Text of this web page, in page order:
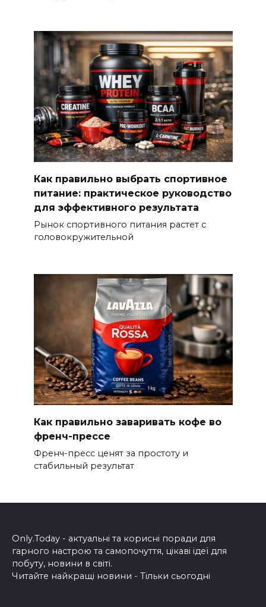
Как правильно выбрать спортивное
питание: практическое руководство
для эффективного результата
Рынок спортивного питания растет с
головокружительной
Как правильно заваривать кофе во
френч-прессе
Френч-пресс ценят за простоту и
стабильный результат
Only.Today - актуальні та корисні поради для
гарного настрою та самопочуття, цікаві ідеї для
побуту, новини в світі.
Читайте найкращі новини - Тільки сьогодні